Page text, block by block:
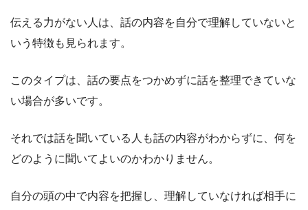
伝える力がない人は、話の内容を自分で理解していないと
いう特徴も見られます。
このタイプは、話の要点をつかめずに話を整理できていな
い場合が多いです。
それでは話を聞いている人も話の内容がわからずに、何を
どのように聞いてよいのかわかりません。
自分の頭の中で内容を把握し、理解していなければ相手に